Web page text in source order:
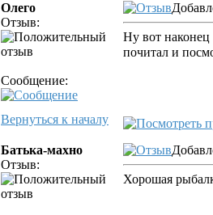
Олего
Отзыв:
Сообщение:
Ну вот наконец
почитал и
Вернуться к началу
Батька-махно
Отзыв:
Хорошая